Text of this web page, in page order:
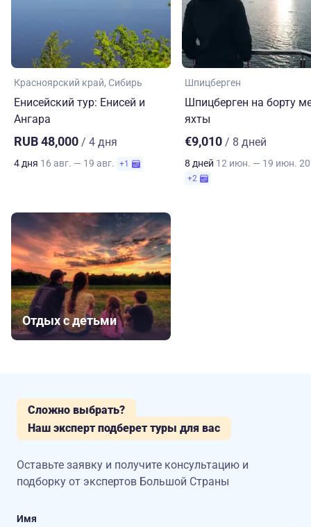
Красноярский край Сибирь
Енисейский тур: Енисей и
Ангара
RUB 48,000 / 4 дня
4 дня 16 авг. — 19 авг. +1
Шпицберген
Шпицберген на борту
яхты
€9,010 / 8 дней
8 дней 12 июн. — 19 июн.
+2
Отдых с детьми
Сложно выбрать?
Наш эксперт подберет туры для вас
Оставьте заявку и получите консультацию и
подборку от экспертов Большой Страны
Имя